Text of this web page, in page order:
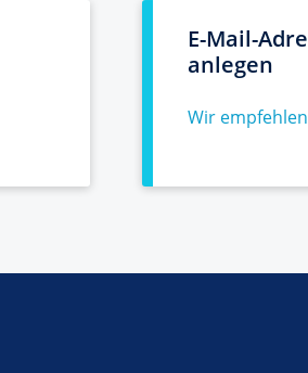
E-Mail-
anlegen
Wir